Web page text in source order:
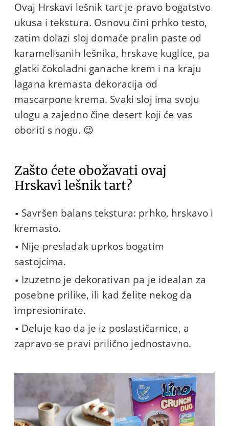
Ovaj Hrskavi lešnik tart je pravo bogatstvo
ukusa i tekstura. Osnovu čini prhko testo,
zatim dolazi sloj domaće pralin paste od
karamelisanih lešnika, hrskave kuglice, pa
glatki čokoladni ganache krem i na kraju
lagana kremasta dekoracija od
mascarpone krema. Svaki sloj ima svoju
ulogu a zajedno čine desert koji će vas
oboriti s nogu. 😉
Zašto ćete obožavati ovaj
Hrskavi lešnik tart?
Savršen balans tekstura: prhko, hrskavo i
kremasto.
Nije presladak uprkos bogatim
sastojcima.
Izuzetno je dekorativan pa je idealan za
posebne prilike, ili kad želite nekog da
impresionirate.
Deluje kao da je iz poslastičarnice, a
zapravo se pravi prilično jednostavno.